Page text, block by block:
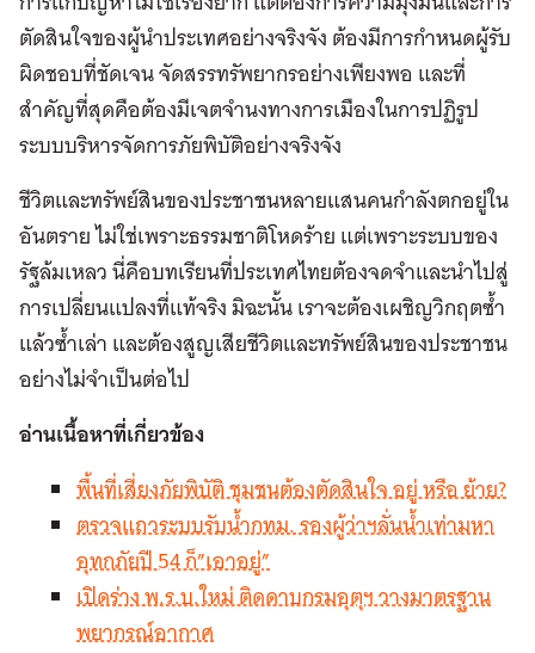
ตัดสินใจของผู้นำประเทศอย่างจริงจัง ต้องมีการกำหนดผู้รับ
ผิดชอบที่ชัดเจน จัดสรรทรัพยากรอย่างเพียงพอ และที่
สำคัญที่สุดคือต้องมีเจตจำนงทางการเมืองในการปฏิรูป
ระบบบริหารจัดการภัยพิบัติอย่างจริงจัง
ชีวิตและทรัพย์สินของประชาชนหลายแสนคนกำลังตกอยู่ใน
อันตราย ไม่ใช่เพราะธรรมชาติโหดร้าย แต่เพราะระบบของ
รัฐล้มเหลว นี่คือบทเรียนที่ประเทศไทยต้องจดจำและนำไปสู่
การเปลี่ยนแปลงที่แท้จริง มิฉะนั้น เราจะต้องเผชิญวิกฤตซ้ำ
แล้วซ้ำเล่า และต้องสูญเสียชีวิตและทรัพย์สินของประชาชน
อย่างไม่จำเป็นต่อไป
อ่านเนื้อหาที่เกี่ยวข้อง
พื้นที่เสี่ยงภัยพิบัติ ชุมชนต้องตัดสินใจ อยู่ หรือ ย้าย?
ตรวจแถวระบบรับน้ำกทม. รองผู้ว่าฯลั่นน้ำเท่ามหา
อุทกภัยปี 54 ก็”เอาอยู่”
เปิดร่าง พ.ร.บ.ใหม่ ติดดาบกรมอุตุฯ วางมาตรฐาน
พยากรณ์อากาศ